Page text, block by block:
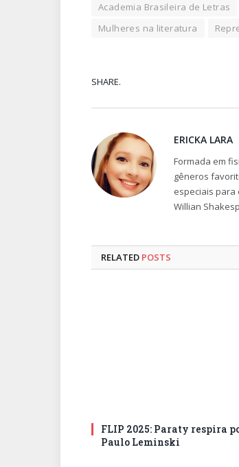
Academia Brasileira de Letras
Mulheres na literatura
SHARE.
ERICKA LARA
Formada em
gêneros
especiais para
Willian
RELATED POSTS
FLIP 2025: Paraty respira
Paulo Leminski